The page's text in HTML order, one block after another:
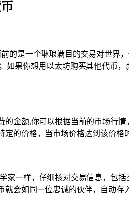
的是一个琳琅满目的交易对世
如果你想用以太坊购买其他代币
的金额,你可以根据当前的市场行
的价格，当市场价格达到该价格
家一样，仔细核对交易信息，包
会如同一位忠诚的伙伴，自动存入